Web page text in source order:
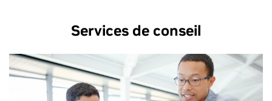
Services de conseil